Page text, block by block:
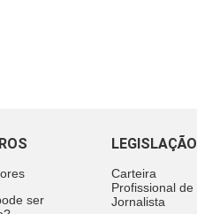
ser
LEGISLAÇÃO
Carteira
Profissional de
Jornalista